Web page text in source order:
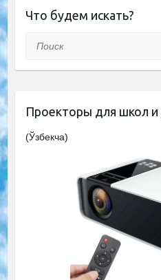
Что будем искать?
Поиск
Проекторы для школ и
(Ўзбекча)